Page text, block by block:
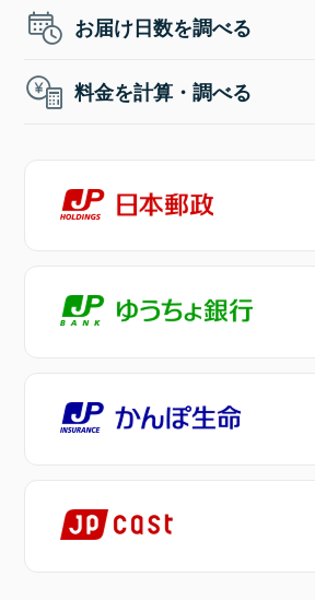
お届け日数を調べる
料金を計算・調べる